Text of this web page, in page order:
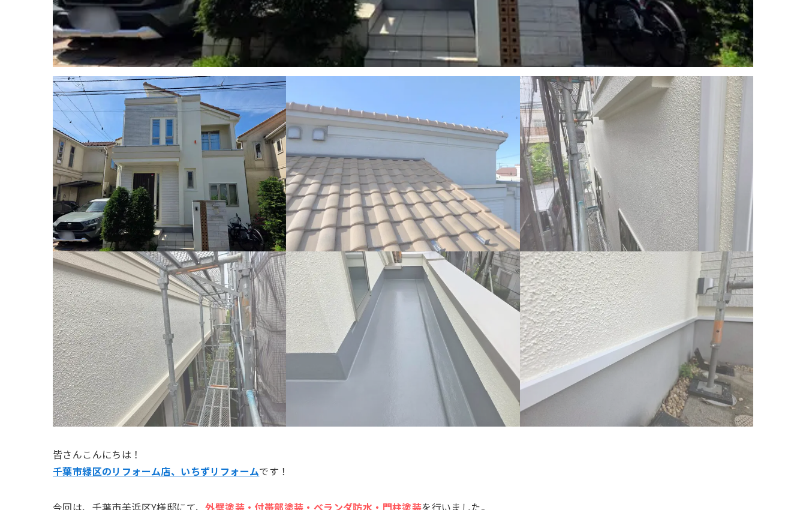
皆さんこんにちは！
千葉市緑区のリフォーム店、いちずリフォームです！
今回は、千葉市美浜区Y様邸にて、外壁塗装・付帯部塗装・ベランダ防水・門柱塗装を行いました。